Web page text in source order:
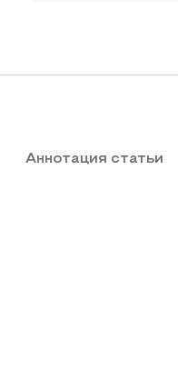
Аннотация статьи